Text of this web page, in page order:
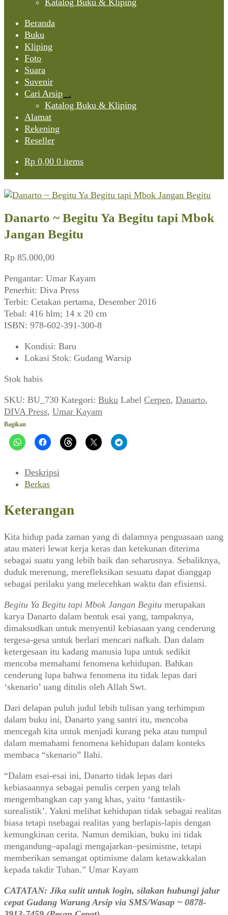
Katalog Buku & Kliping
Beranda
Buku
Kliping
Foto
Suara
Suvenir
Cari Arsip
Expand
child
Katalog Buku & Kliping
Alamat
Rekening
Reseller
Rp 0,00 0 items
Danarto ~ Begitu Ya Begitu tapi Mbok
Jangan Begitu
Rp 85.000,00
Pengantar: Umar Kayam
Penerbit: Diva Press
Terbit: Cetakan pertama, Desember 2016
Tebal: 416 hlm; 14 x 20 cm
ISBN: 978-602-391-300-8
Kondisi: Baru
Lokasi Stok: Gudang Warsip
Stok habis
SKU: BU_730 Kategori: Buku Label Cerpen, Danarto,
DIVA Press, Umar Kayam
Bagikan
Deskripsi
Berkas
Keterangan
Kita hidup pada zaman yang di dalamnya penguasaan uang
atau materi lewat kerja keras dan ketekunan diterima
sebagai suatu yang lebih baik dan seharusnya. Sebaliknya,
duduk merenung, merefleksikan sesuatu dapat dianggap
sebagai perilaku yang melecehkan waktu dan efisiensi.
Begitu Ya Begitu tapi Mbok Jangan Begitu merupakan
karya Danarto dalam bentuk esai yang, tampaknya,
dimaksudkan untuk menyentil kebiasaan yang cenderung
tergesa-gesa untuk berlari mencari nafkah. Dan dalam
ketergesaan itu kadang manusia lupa untuk sedikit
mencoba memahami fenomena kehidupan. Bahkan
cenderung lupa bahwa fenomena itu tidak lepas dari
‘skenario’ uang ditulis oleh Allah Swt.
Dari delapan puluh judul lebih tulisan yang terhimpun
dalam buku ini, Danarto yang santri itu, mencoba
mencegah kita untuk menjadi kurang peka atau tumpul
dalam memahami fenomena kehidupan dalam konteks
membaca “skenario” Ilahi.
“Dalam esai-esai ini, Danarto tidak lepas dari
kebiasaannya sebagai penulis cerpen yang telah
mengembangkan cap yang khas, yaitu ‘fantastik-
surealistik’. Yakni melihat kehidupan tidak sebagai realitas
biasa tetapi nsebagai realitas yang berlapis-lapis dengan
kemungkinan cerita. Namun demikian, buku ini tidak
mengandung–apalagi mengajarkan–pesimisme, tetapi
memberikan semangat optimisme dalam ketawakkalan
kepada takdir Tuhan.” Umar Kayam
CATATAN: Jika sulit untuk login, silakan hubungi jalur
cepat Gudang Warung Arsip via SMS/Wasap ~ 0878-